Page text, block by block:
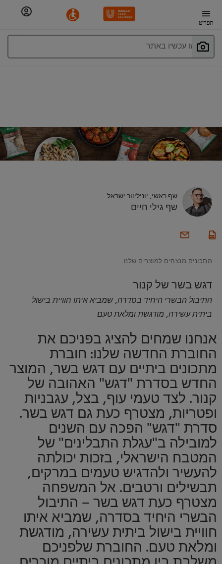
תפריט
חפשו עכשיו באתר
שף ראשי, יוניליוור ישראל
שף גילי חיים
מתכונים מנצחים למוצרים שלנו
דגש בשר של קנור
התיבול הבשרי היחיד בסדרה, שמביא איתו חוויית בישול
ביתית עשירה, מודגשת ומלאת טעם
אנחנו שמחים להציג בפניכם את
החוברת החדשה שלנו: חוברת
מתכונים ביתיים עם דגש בשר, המוצר
החדש בסדרת "דגש" האהובה של
קנור. לצד טעמי עוף, בצל, עגבניות
ופטריות, מצטרף כעת גם דגש בשר.
סדרת "דגש" הפכה עם השנים
למובילה ב"עגלת התבלינים" של
המטבח הישראלי, בזכות יכולתה
להעשיר ולהדגיש טעמים במרקים,
תבשילים ורטבים. אל המשפחה
מצטרף כעת דגש בשר – התיבול
הבשרי היחיד בסדרה, שמביא איתו
חוויית בישול ביתית עשירה, מודגשת
ומלאת טעם. החוברת שלפניכם